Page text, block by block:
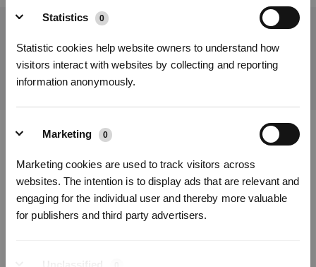
Statistics 0
Statistic cookies help website owners to understand how
visitors interact with websites by collecting and reporting
information anonymously.
Marketing 0
Marketing cookies are used to track visitors across
websites. The intention is to display ads that are relevant and
engaging for the individual user and thereby more valuable
for publishers and third party advertisers.
Scarica l'app ECOVACS
PRODOTTI
ASSISTENZA
REGISTRATI
di 30€ sul primo ordine quando il pagamento supera i 1000€.